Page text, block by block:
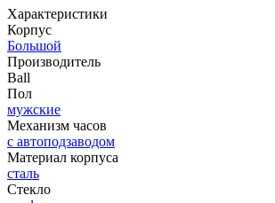
Характеристики
Корпус
Большой
Производитель
Ball
Пол
мужские
Механизм часов
с автоподзаводом
Материал корпуса
сталь
Стекло